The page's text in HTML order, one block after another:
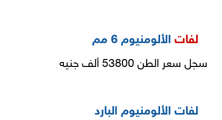
لفاتالألومنيوم 6 مم
سجل سعر الطن 53800 ألف جنيه
لفات الألومنيوم البارد